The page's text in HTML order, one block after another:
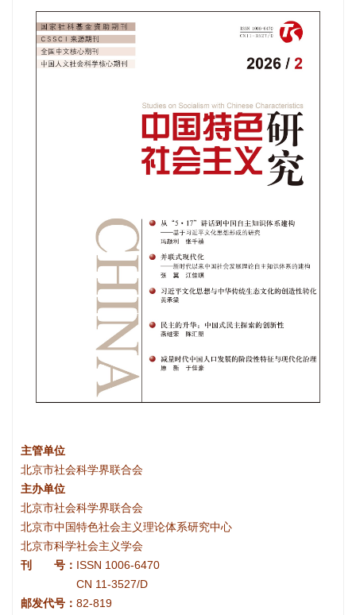
主管单位
北京市社会科学界联合会
主办单位
北京市社会科学界联合会
北京市中国特色社会主义理论体系研究中心
北京市科学社会主义学会
刊 号： ISSN 1006-6470
CN 11-3527/D
邮发代号： 82-819